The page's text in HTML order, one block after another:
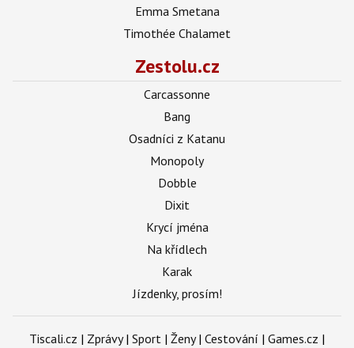
Emma Smetana
Timothée Chalamet
Zestolu.cz
Carcassonne
Bang
Osadníci z Katanu
Monopoly
Dobble
Dixit
Krycí jména
Na křídlech
Karak
Jízdenky, prosím!
Tiscali.cz | Zprávy| Sport | Ženy| Cestování | Games.cz |